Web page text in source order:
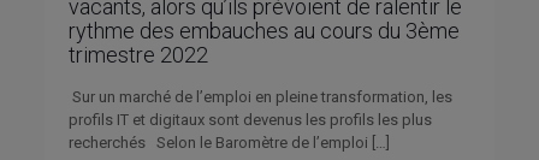
vacants, alors qu’ils prévoient de ralentir le
rythme des embauches au cours du 3ème
trimestre 2022
Sur un marché de l’emploi en pleine transformation, les
profils IT et digitaux sont devenus les profils les plus
recherchés Selon le Baromètre de l’emploi […]